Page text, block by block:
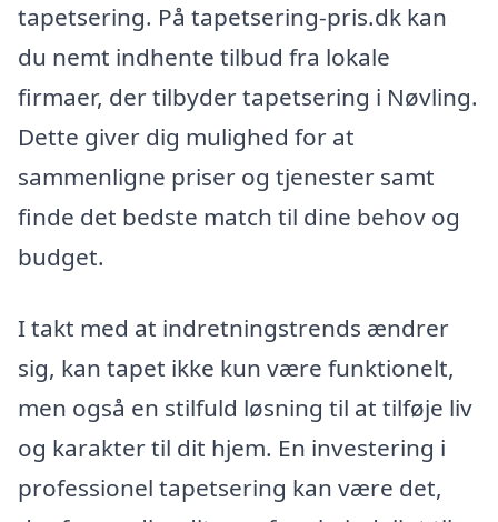
tapetsering. På tapetsering-pris.dk kan
du nemt indhente tilbud fra lokale
firmaer, der tilbyder tapetsering i Nøvling.
Dette giver dig mulighed for at
sammenligne priser og tjenester samt
finde det bedste match til dine behov og
budget.
I takt med at indretningstrends ændrer
sig, kan tapet ikke kun være funktionelt,
men også en stilfuld løsning til at tilføje liv
og karakter til dit hjem. En investering i
professionel tapetsering kan være det,